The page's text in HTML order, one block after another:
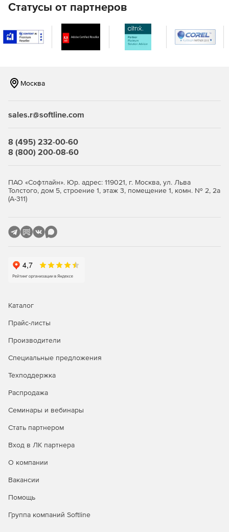
Статусы от партнеров
Москва
sales.r@softline.com
8 (495) 232-00-60
8 (800) 200-08-60
ПАО «Софтлайн». Юр. адрес: 119021, г. Москва, ул. Льва
Толстого, дом 5, строение 1, этаж 3, помещение 1, комн. № 2, 2а
(А-311)
Каталог
Прайс-листы
Производители
Специальные предложения
Техподдержка
Распродажа
Семинары и вебинары
Стать партнером
Вход в ЛК партнера
О компании
Вакансии
Помощь
Группа компаний Softline